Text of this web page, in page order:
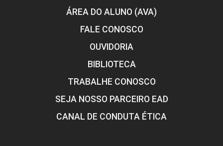
ÁREA DO ALUNO (AVA)
FALE CONOSCO
OUVIDORIA
BIBLIOTECA
TRABALHE CONOSCO
SEJA NOSSO PARCEIRO EAD
CANAL DE CONDUTA ÉTICA